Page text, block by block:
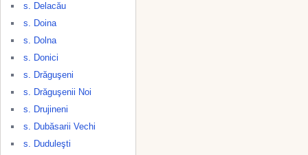
s. Delacău
s. Doina
s. Dolna
s. Donici
s. Drăguşeni
s. Drăguşenii Noi
s. Drujineni
s. Dubăsarii Vechi
s. Duduleşti